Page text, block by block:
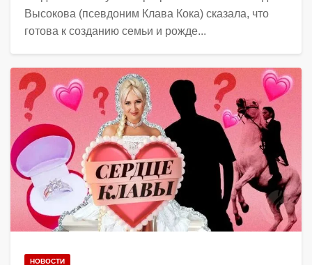
Высокова (псевдоним Клава Кока) сказала, что
готова к созданию семьи и рожде...
НОВОСТИ